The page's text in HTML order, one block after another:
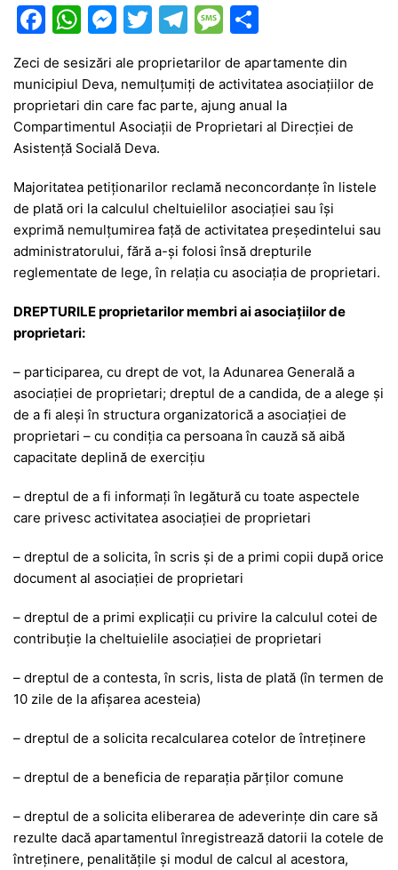
F
c
e
b
o
o
k
W
h
at
s
A
p
p
M
s
s
e
n
g
er
T
w
itt
er
T
el
e
gr
a
M
s
s
a
e
ta
je
a
ă
Zeci de sesizări ale proprietarilor de apartamente din
municipiul Deva, nemulțumiți de activitatea asociațiilor de
proprietari din care fac parte, ajung anual la
Compartimentul Asociații de Proprietari al Direcției de
Asistență Socială Deva.
Majoritatea petiționarilor reclamă neconcordanțe în listele
de plată ori la calculul cheltuielilor asociației sau își
exprimă nemulțumirea față de activitatea președintelui sau
administratorului, fără a-și folosi însă drepturile
reglementate de lege, în relația cu asociația de proprietari.
DREPTURILE proprietarilor membri ai asociațiilor de
proprietari:
– participarea, cu drept de vot, la Adunarea Generală a
asociației de proprietari; dreptul de a candida, de a alege și
de a fi aleşi în structura organizatorică a asociației de
proprietari – cu condiţia ca persoana în cauză să aibă
capacitate deplină de exercițiu
– dreptul de a fi informaţi în legătură cu toate aspectele
care privesc activitatea asociației de proprietari
– dreptul de a solicita, în scris și de a primi copii după orice
document al asociației de proprietari
– dreptul de a primi explicaţii cu privire la calculul cotei de
contribuţie la cheltuielile asociaţiei de proprietari
– dreptul de a contesta, în scris, lista de plată (în termen de
10 zile de la afișarea acesteia)
– dreptul de a solicita recalcularea cotelor de întreținere
– dreptul de a beneficia de reparația părților comune
– dreptul de a solicita eliberarea de adeverințe din care să
rezulte dacă apartamentul înregistrează datorii la cotele de
întreținere, penalitățile și modul de calcul al acestora,